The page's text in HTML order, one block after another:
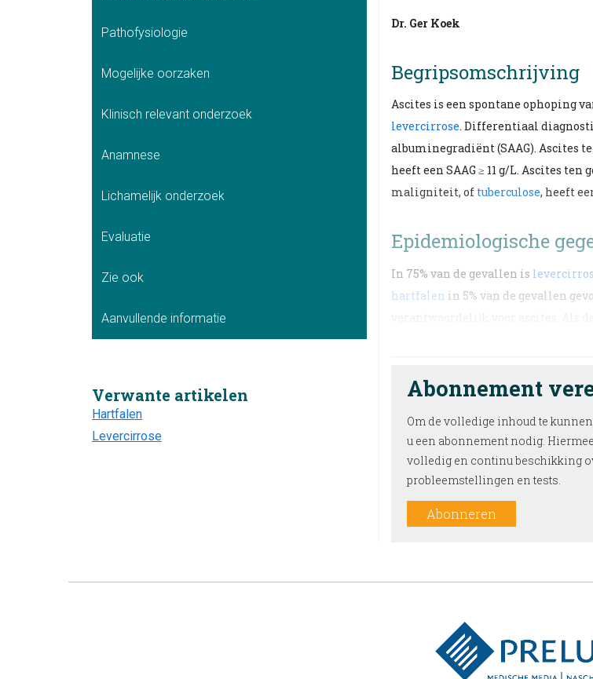
Pathofysiologie
Mogelijke oorzaken
Klinisch relevant onderzoek
Anamnese
Lichamelijk onderzoek
Evaluatie
Zie ook
Aanvullende informatie
Verwante artikelen
Hartfalen
Levercirrose
Dr. Ger Koek
Begripsomschrijving
Ascites is een spontane ophoping
levercirrose. Differentiaal
albuminegradiënt (SAAG). Ascites
heeft een SAAG ≥ 11 g/L. Ascites
maligniteit, of tuberculose, heeft
Epidemiologische
In 75% van de gevallen is
hartfalen in 5% van de gevallen
Abonnement
Om de volledige inhoud te
u een abonnement nodig.
volledig en continu beschikking
probleemstellingen en tests.
Abonneren